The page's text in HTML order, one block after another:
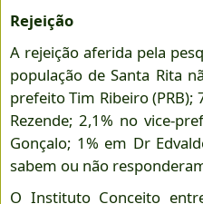
Rejeição
A rejeição aferida pela
população de Santa Rita
prefeito Tim Ribeiro
Rezende; 2,1% no vice-
Gonçalo; 1% em Dr
sabem ou não
O Instituto Conceito